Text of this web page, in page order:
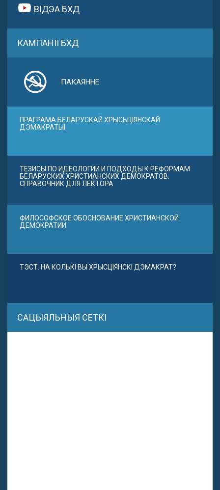
ВІДЭА БХД
КАМПАНІІ БХД
ПАКАЯННЕ
ПРАГРАМА БЕЛАРУСКАЙ ХРЫСЬЦІЯНСКАЙ
ДЭМАКРАТЫІ
ТЕЗИСЫ ПО ИДЕОЛОГИИ И ПОДХОДЫ К РЕФОРМАМ
БЕЛАРУСКИХ ХРИСТИАНСКИХ ДЕМОКРАТОВ.
СПРАВОЧНИК ДЛЯ ЛЕКТОРА
ФИЛОСОФСКОЕ ОБОСНОВАНИЕ ХРИСТИАНСКОЙ
ДЕМОКРАТИИ
ТЭСТ. НА КОЛЬКІ ВЫ ХРЫСЦІЯНСКІ ДЭМАКРАТ?
САЦЫЯЛЬНЫЯ СЕТКІ